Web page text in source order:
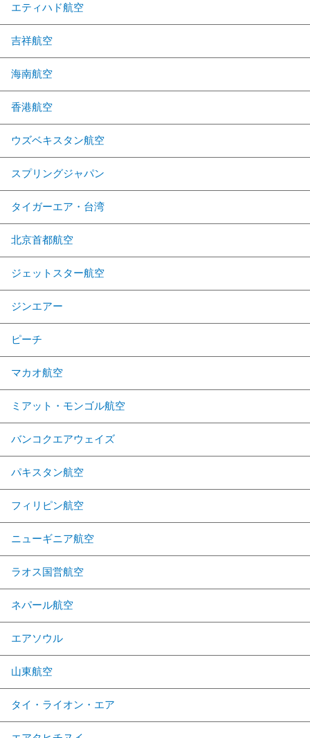
エティハド航空
吉祥航空
海南航空
香港航空
ウズベキスタン航空
スプリングジャパン
タイガーエア・台湾
北京首都航空
ジェットスター航空
ジンエアー
ピーチ
マカオ航空
ミアット・モンゴル航空
バンコクエアウェイズ
パキスタン航空
フィリピン航空
ニューギニア航空
ラオス国営航空
ネパール航空
エアソウル
山東航空
タイ・ライオン・エア